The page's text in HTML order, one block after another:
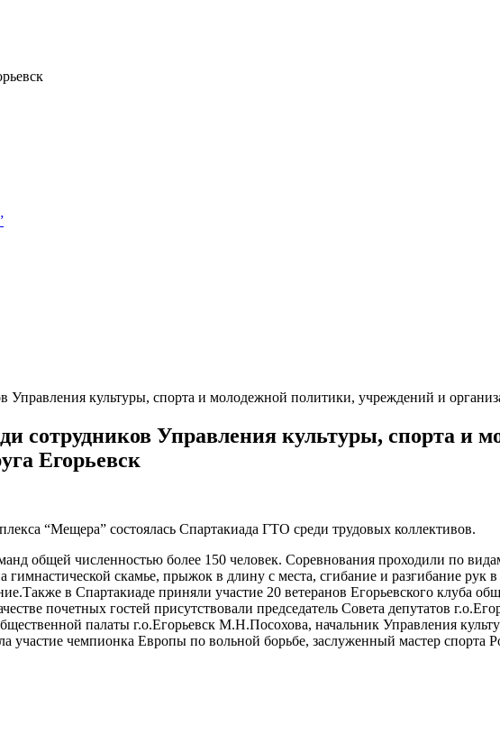
сотрудников Управления культуры, спорта и
Егорьевск
“Мещера” состоялась Спартакиада ГТО среди трудовых коллективов.
общей численностью более 150 человек. Соревнования проходили по
скамье, прыжок в длину с места, сгибание и разгибание
в Спартакиаде приняли участие 20 ветеранов Егорьевского клуба
почетных гостей присутствовали председатель Совета депутатов
палаты г.о.Егорьевск М.Н.Посохова, начальник Управления
чемпионка Европы по вольной борьбе, заслуженный мастер спорта